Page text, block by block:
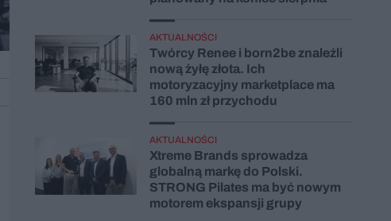
AKTUALNOŚCI
Twórcy Renee i born2be znaleźli
nową żyłę złota. Ich
motoryzacyjny marketplace ma
160 mln zł przychodu
AKTUALNOŚCI
Xtreme Brands sprowadza
globalną markę do Polski.
STRONG Pilates ma być nowym
motorem ekspansji grupy